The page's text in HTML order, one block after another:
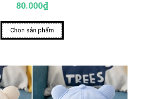
80.000₫
Chọn sản phẩm